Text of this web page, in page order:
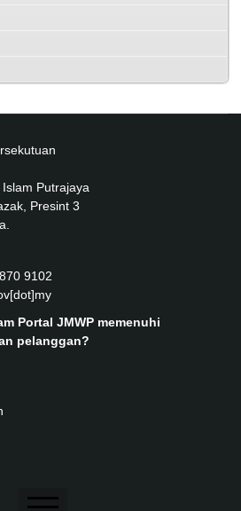
Putrajaya
Presint 3
9102
Portal JMWP memenuhi
pelanggan?